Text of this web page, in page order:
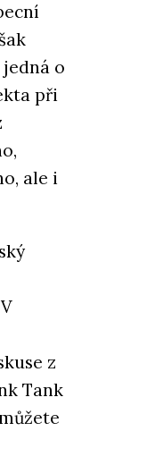
o
při
ale i
z
Tank